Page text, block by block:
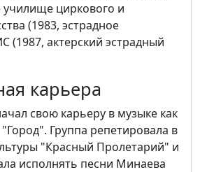
училище циркового и
(1983, эстрадное
(1987, актерский эстрадный
карьера
свою карьеру в музыке как
Группа репетировала в
"Красный Пролетарий" и
исполнять песни Минаева